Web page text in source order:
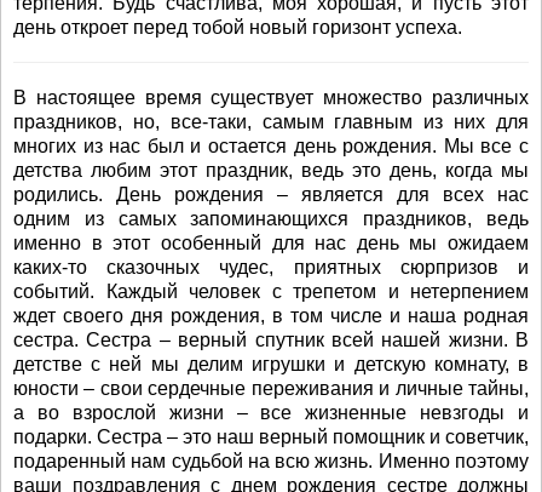
день откроет перед тобой новый горизонт успеха.
В настоящее время существует множество различных
праздников, но, все-таки, самым главным из них для
многих из нас был и остается день рождения. Мы все с
детства любим этот праздник, ведь это день, когда мы
родились. День рождения – является для всех нас
одним из самых запоминающихся праздников, ведь
именно в этот особенный для нас день мы ожидаем
каких-то сказочных чудес, приятных сюрпризов и
событий. Каждый человек с трепетом и нетерпением
ждет своего дня рождения, в том числе и наша родная
сестра. Сестра – верный спутник всей нашей жизни. В
детстве с ней мы делим игрушки и детскую комнату, в
юности – свои сердечные переживания и личные тайны,
а во взрослой жизни – все жизненные невзгоды и
подарки. Сестра – это наш верный помощник и советчик,
подаренный нам судьбой на всю жизнь. Именно поэтому
ваши поздравления с днем рождения сестре должны